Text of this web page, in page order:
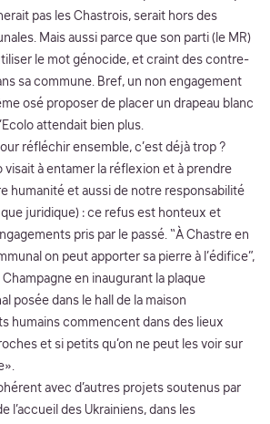
pas les Chastrois, serait hors des
Mais aussi parce que son parti (le MR)
le mot génocide, et craint des contre-
sa commune. Bref, un non engagement
osé proposer de placer un drapeau blanc
attendait bien plus.
réfléchir ensemble, c’est déjà trop ?
visait à entamer la réflexion et à prendre
humanité et aussi de notre responsabilité
juridique) : ce refus est honteux et
pris par le passé. “À Chastre en
on peut apporter sa pierre à l’édifice”,
en inaugurant la plaque
posée dans le hall de la maison
humains commencent dans des lieux
et si petits qu’on ne peut les voir sur
avec d’autres projets soutenus par
l’accueil des Ukrainiens, dans les